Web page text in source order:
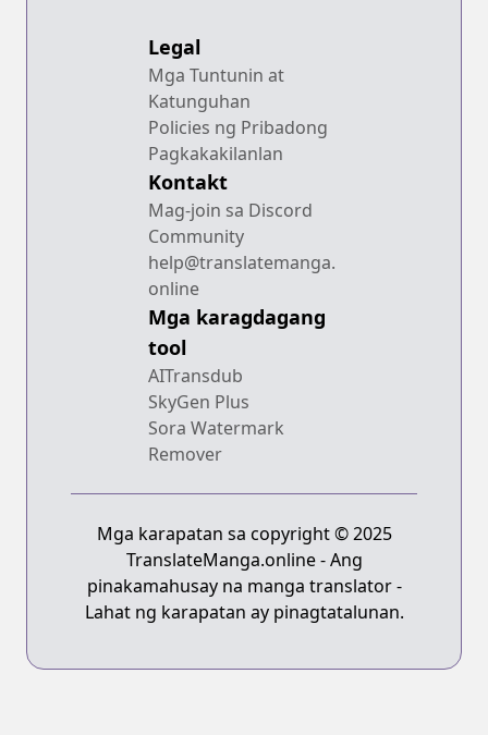
Legal
Mga Tuntunin at
Katunguhan
Policies ng Pribadong
Pagkakakilanlan
Kontakt
Mag-join sa Discord
Community
help@translatemanga.
online
Mga karagdagang
tool
AITransdub
SkyGen Plus
Sora Watermark
Remover
Mga karapatan sa copyright © 2025
TranslateManga.online - Ang
pinakamahusay na manga translator -
Lahat ng karapatan ay pinagtatalunan.